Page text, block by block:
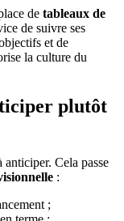
de tableaux de
de suivre ses
et de
la culture du
plutôt
Cela passe
:
;